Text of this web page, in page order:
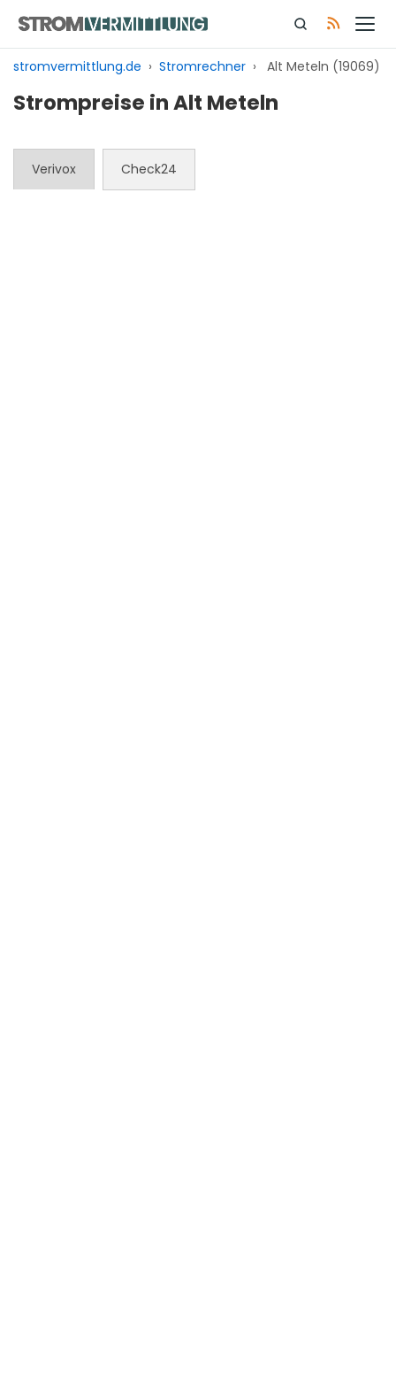
Inhalt
springen
stromvermittlung.de › Stromrechner › Alt Meteln (19069)
Strompreise in Alt Meteln
Verivox Check24